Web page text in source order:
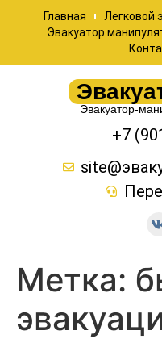
Главная Легковой
Эвакуатор
Эвакуатор-
+7
Метка: